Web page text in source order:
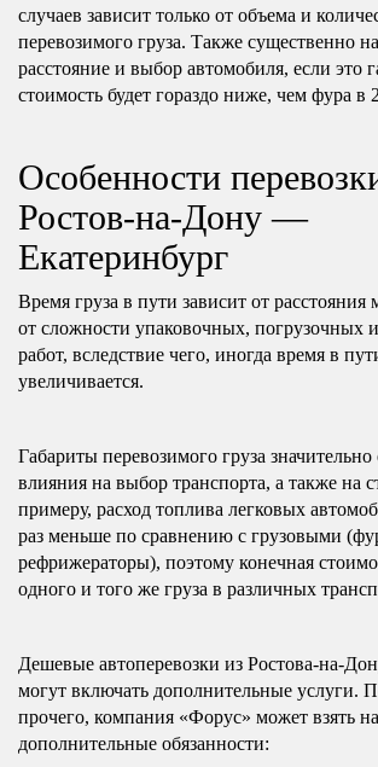
случаев зависит только от объема и
перевозимого груза. Также существенно
расстояние и выбор автомобиля, если это
стоимость будет гораздо ниже, чем фура в
Особенности
Ростов-на-Дону —
Екатеринбург
Время груза в пути зависит от расстояния
от сложности упаковочных, погрузочных
работ, вследствие чего, иногда время в
увеличивается.
Габариты перевозимого груза
влияния на выбор транспорта, а также на
примеру, расход топлива легковых
раз меньше по сравнению с грузовыми
рефрижераторы), поэтому конечная
одного и того же груза в различных
Дешевые автоперевозки из Ростова-на-
могут включать дополнительные услуги.
прочего, компания «Форус» может взять
дополнительные обязанности: